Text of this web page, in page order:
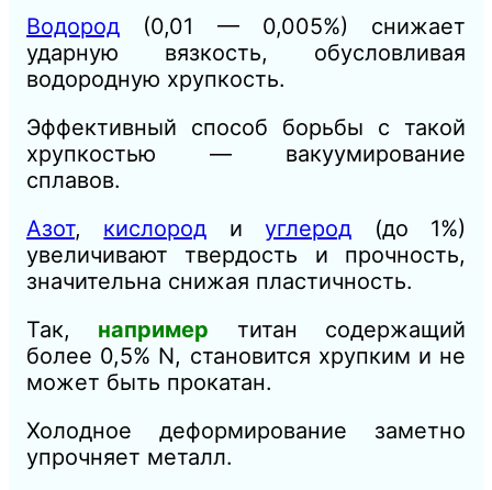
Водород (0,01 — 0,005%) снижает
ударную вязкость, обусловливая
водородную хрупкость.
Эффективный способ борьбы с такой
хрупкостью — вакуумирование
сплавов.
Азот, кислород иуглерод (до 1%)
увеличивают твердость и прочность,
значительна снижая пластичность.
Так, например титан содержащий
более 0,5% N, становится хрупким и не
может быть прокатан.
Холодное деформирование заметно
упрочняет металл.